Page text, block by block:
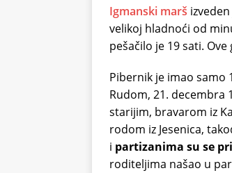
Igmanski marš
velikoj hladnoći od
pešačilo je 19 sati.
Pibernik je imao samo
Rudom, 21. decembra
starijim, bravarom iz
rodom iz Jesenica,
i partizanima su se
roditeljima našao u